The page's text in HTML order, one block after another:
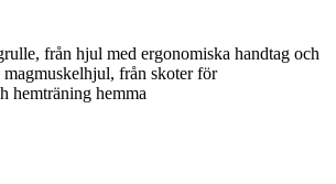
från hjul med ergonomiska handtag och
magmuskelhjul, från skoter för
hemträning hemma